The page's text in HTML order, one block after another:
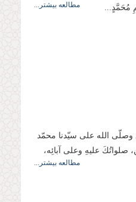
مُحَمَّدٍ...
مطالعه بیشتر...
وصلّى الله على سيّدنا محمّد
صلواتُكَ عليهِ وعلى آبائِه،
مطالعه بیشتر...